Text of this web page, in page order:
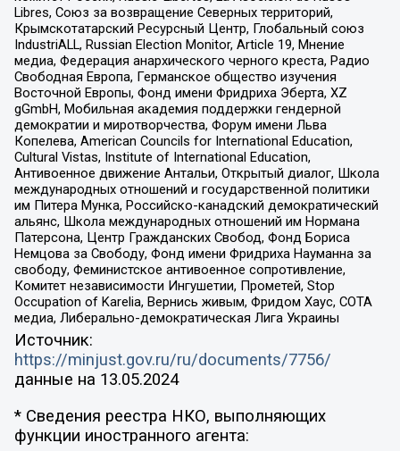
Libres, Союз за возвращение Северных территорий,
Крымскотатарский Ресурсный Центр, Глобальный союз
IndustriALL, Russian Election Monitor, Article 19, Мнение
медиа, Федерация анархического черного креста, Радио
Свободная Европа, Германское общество изучения
Восточной Европы, Фонд имени Фридриха Эберта, XZ
gGmbH, Мобильная академия поддержки гендерной
демократии и миротворчества, Форум имени Льва
Копелева, American Councils for International Education,
Cultural Vistas, Institute of International Education,
Антивоенное движение Антальи, Открытый диалог, Школа
международных отношений и государственной политики
им Питера Мунка, Российско-канадский демократический
альянс, Школа международных отношений им Нормана
Патерсона, Центр Гражданских Свобод, Фонд Бориса
Немцова за Свободу, Фонд имени Фридриха Науманна за
свободу, Феминистское антивоенное сопротивление,
Комитет независимости Ингушетии, Прометей, Stop
Occupation of Karelia, Вернись живым, Фридом Хаус, СОТА
медиа, Либерально-демократическая Лига Украины
Источник:
https://minjust.gov.ru/ru/documents/7756/
данные на 13.05.2024
* Сведения реестра НКО, выполняющих
функции иностранного агента: